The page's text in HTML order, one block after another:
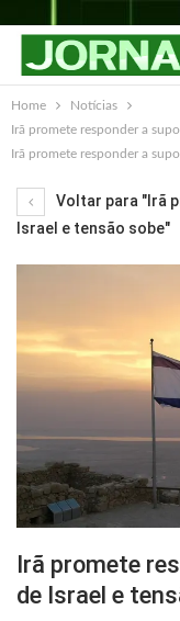
Home
Notícias
Irã promete responder a
Irã promete responder a
Voltar para "Irã
Israel e tensão sobe"
Irã promete
de Israel e